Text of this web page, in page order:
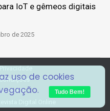
IoT e gêmeos digitais
de 2025
RGPD
uso de cookies
Tudo Bem!